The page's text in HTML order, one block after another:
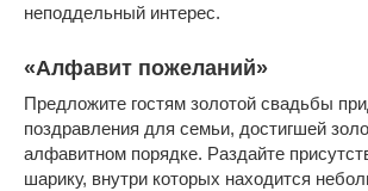
неподдельный интерес.
«Алфавит пожеланий»
Предложите гостям золотой свадьбы
поздравления для семьи, достигшей
алфавитном порядке. Раздайте
шарику, внутри которых находится